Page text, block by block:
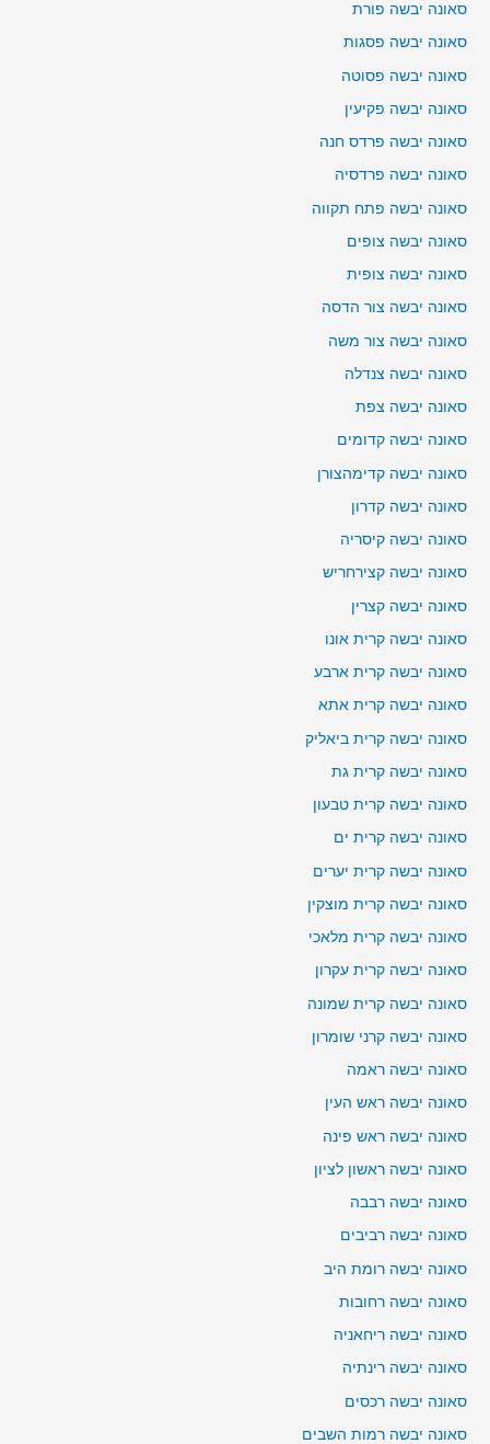
סאונה יבשה פורת
סאונה יבשה פסגות
סאונה יבשה פסוטה
סאונה יבשה פקיעין
סאונה יבשה פרדס חנה
סאונה יבשה פרדסיה
סאונה יבשה פתח תקווה
סאונה יבשה צופים
סאונה יבשה צופית
סאונה יבשה צור הדסה
סאונה יבשה צור משה
סאונה יבשה צנדלה
סאונה יבשה צפת
סאונה יבשה קדומים
סאונה יבשה קדימהצורן
סאונה יבשה קדרון
סאונה יבשה קיסריה
סאונה יבשה קצירחריש
סאונה יבשה קצרין
סאונה יבשה קרית אונו
סאונה יבשה קרית ארבע
סאונה יבשה קרית אתא
סאונה יבשה קרית ביאליק
סאונה יבשה קרית גת
סאונה יבשה קרית טבעון
סאונה יבשה קרית ים
סאונה יבשה קרית יערים
סאונה יבשה קרית מוצקין
סאונה יבשה קרית מלאכי
סאונה יבשה קרית עקרון
סאונה יבשה קרית שמונה
סאונה יבשה קרני שומרון
סאונה יבשה ראמה
סאונה יבשה ראש העין
סאונה יבשה ראש פינה
סאונה יבשה ראשון לציון
סאונה יבשה רבבה
סאונה יבשה רביבים
סאונה יבשה רומת היב
סאונה יבשה רחובות
סאונה יבשה ריחאניה
סאונה יבשה רינתיה
סאונה יבשה רכסים
סאונה יבשה רמות השבים